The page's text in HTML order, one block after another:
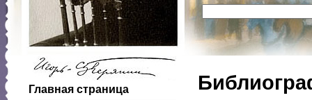
Главная страница